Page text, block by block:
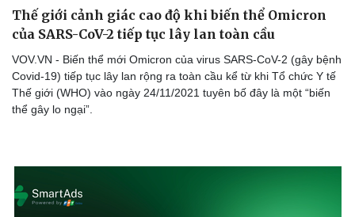
Thế giới cảnh giác cao độ khi biến thể Omicron
của SARS-CoV-2 tiếp tục lây lan toàn cầu
VOV.VN - Biến thể mới Omicron của virus SARS-CoV-2 (gây bệnh
Covid-19) tiếp tục lây lan rộng ra toàn cầu kể từ khi Tổ chức Y tế
Thế giới (WHO) vào ngày 24/11/2021 tuyên bố đây là một “biến
thể gây lo ngại”.